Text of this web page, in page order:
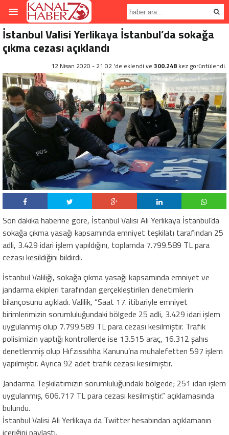
İstanbul Valisi Yerlikaya İstanbul’da sokağa
çıkma cezası açıklandı
12 Nisan 2020 - 21:02 'de eklendi ve 300.248 kez görüntülendi.
Son dakika haberine göre, İstanbul Valisi Ali Yerlikaya İstanbul’da
sokağa çıkma yasağı kapsamında emniyet teşkilatı tarafından 25
adli, 3.429 idari işlem yapıldığını, toplamda 7.799.589 TL para
cezası kesildiğini bildirdi.
İstanbul Valiliği, sokağa çıkma yasağı kapsamında emniyet ve
jandarma ekipleri tarafından gerçekleştirilen denetimlerin
bilançosunu açıkladı. Valilik, “Saat 17. itibariyle emniyet
birimlerimizin sorumluluğundaki bölgede 25 adli, 3.429 idari işlem
uygulanmış olup 7.799.589 TL para cezası kesilmiştir. Trafik
polisimizin yaptığı kontrollerde ise 13.515 araç, 16.312 şahıs
denetlenmiş olup Hıfzıssıhha Kanunu’na muhalefetten 597 işlem
yapılmıştır. Ayrıca 92 adet trafik cezası kesilmiştir.
Jandarma Teşkilatımızın sorumluluğundaki bölgede; 251 idari işlem
uygulanmış, 606.717 TL para cezası kesilmiştir.” açıklamasında
bulundu.
İstanbul Valisi Ali Yerlikaya da Twitter hesabından açıklamanın